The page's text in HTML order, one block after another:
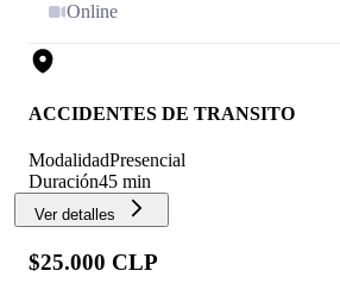
Online
ACCIDENTES DE TRANSITO
ModalidadPresencial
Duración45 min
Ver detalles
$25.000 CLP